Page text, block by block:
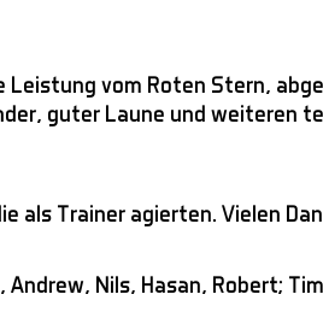
vom Roten Stern,
guter Laune und weiteren
als Trainer agierten. Vielen
Nils, Hasan, Robert;